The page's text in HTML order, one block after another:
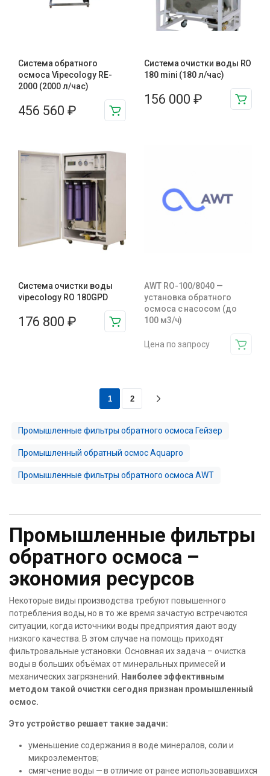
Система обратного
осмоса Vipecology RE-
2000 (2000 л/час)
456 560 ₽
Система очистки воды RO
180 mini (180 л/час)
156 000 ₽
Система очистки воды
vipecology RO 180GPD
176 800 ₽
AWT RO-100/8040 —
установка обратного
осмоса с насосом (до
100 м3/ч)
Цена по запросу
1 2
Промышленные фильтры обратного осмоса Гейзер
Промышленный обратный осмос Aquapro
Промышленные фильтры обратного осмоса AWT
Промышленные фильтры
обратного осмоса –
экономия ресурсов
Некоторые виды производства требуют повышенного
потребления воды, но в то же время зачастую встречаются
ситуации, когда источники воды предприятия дают воду
низкого качества. В этом случае на помощь приходят
фильтровальные установки. Основная их задача – очистка
воды в больших объёмах от минеральных примесей и
механических загрязнений.
Наиболее эффективным
методом такой очистки сегодня признан промышленный
осмос.
Это устройство решает такие задачи:
уменьшение содержания в воде минералов, соли и
микроэлементов;
смягчение воды — в отличие от ранее использовавшихся